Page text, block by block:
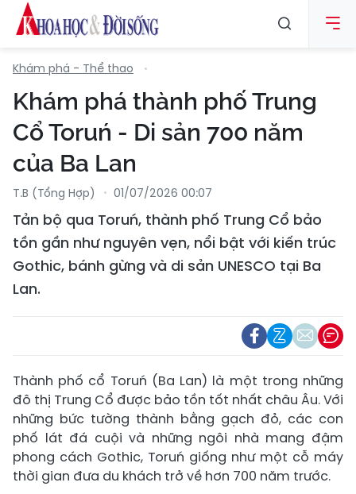
Khám phá - Thể thao
Khám phá thành phố Trung
Cổ Toruń - Di sản 700 năm
của Ba Lan
T.B (tổng Hợp) 01/07/2026 00:07
Tản bộ qua Toruń, thành phố Trung Cổ bảo
tồn gần như nguyên vẹn, nổi bật với kiến trúc
Gothic, bánh gừng và di sản UNESCO tại Ba
Lan.
Thành phố cổ Toruń (Ba Lan) là một trong những
đô thị Trung Cổ được bảo tồn tốt nhất châu Âu. Với
những bức tường thành bằng gạch đỏ, các con
phố lát đá cuội và những ngôi nhà mang đậm
phong cách Gothic, Toruń giống như một cỗ máy
thời gian đưa du khách trở về hơn 700 năm trước.